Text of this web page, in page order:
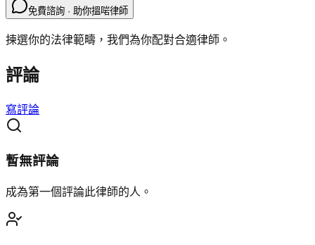
免費諮詢 · 助你搵啱律師
揀選你的法律範疇，我們為你配對合適律師。
評論
寫評論
暫無評論
成為第一個評論此律師的人。